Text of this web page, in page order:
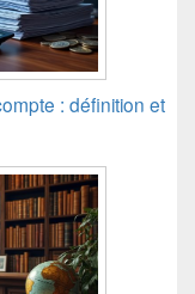
: définition et